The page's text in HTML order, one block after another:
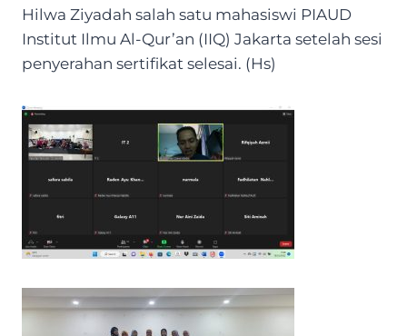
Hilwa Ziyadah salah satu mahasiswi PIAUD
Institut Ilmu Al-Qur’an (IIQ) Jakarta setelah sesi
penyerahan sertifikat selesai. (Hs)